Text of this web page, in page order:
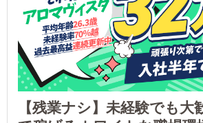
【残業ナシ】未経験でも大